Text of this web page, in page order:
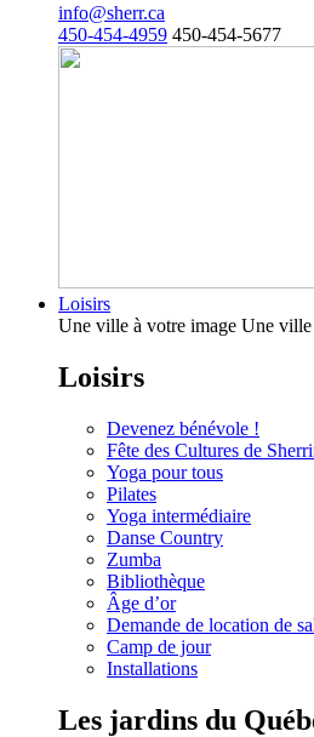
info@sherr.ca
450-454-4959 450-454-5677
Loisirs
Une ville à votre image Une
Loisirs
Devenez bénévole !
Fête des Cultures de
Yoga pour tous
Pilates
Yoga intermédiaire
Danse Country
Zumba
Bibliothèque
Âge d’or
Demande de location de
Camp de jour
Installations
Les jardins du